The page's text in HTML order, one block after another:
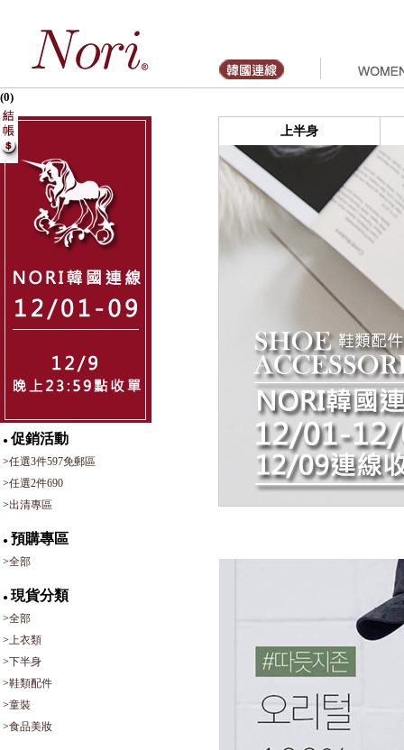
(0)
● 促銷活動
>任選3件597免郵區
>任選2件690
>出清專區
● 預購專區
>全部
● 現貨分類
>全部
>上衣類
>下半身
>鞋類配件
>童裝
>食品美妝
上半身